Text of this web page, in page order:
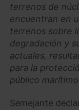
terrenos de
encuentran en
terrenos sobre
degradación y
actuales,
para la
público
Semejante